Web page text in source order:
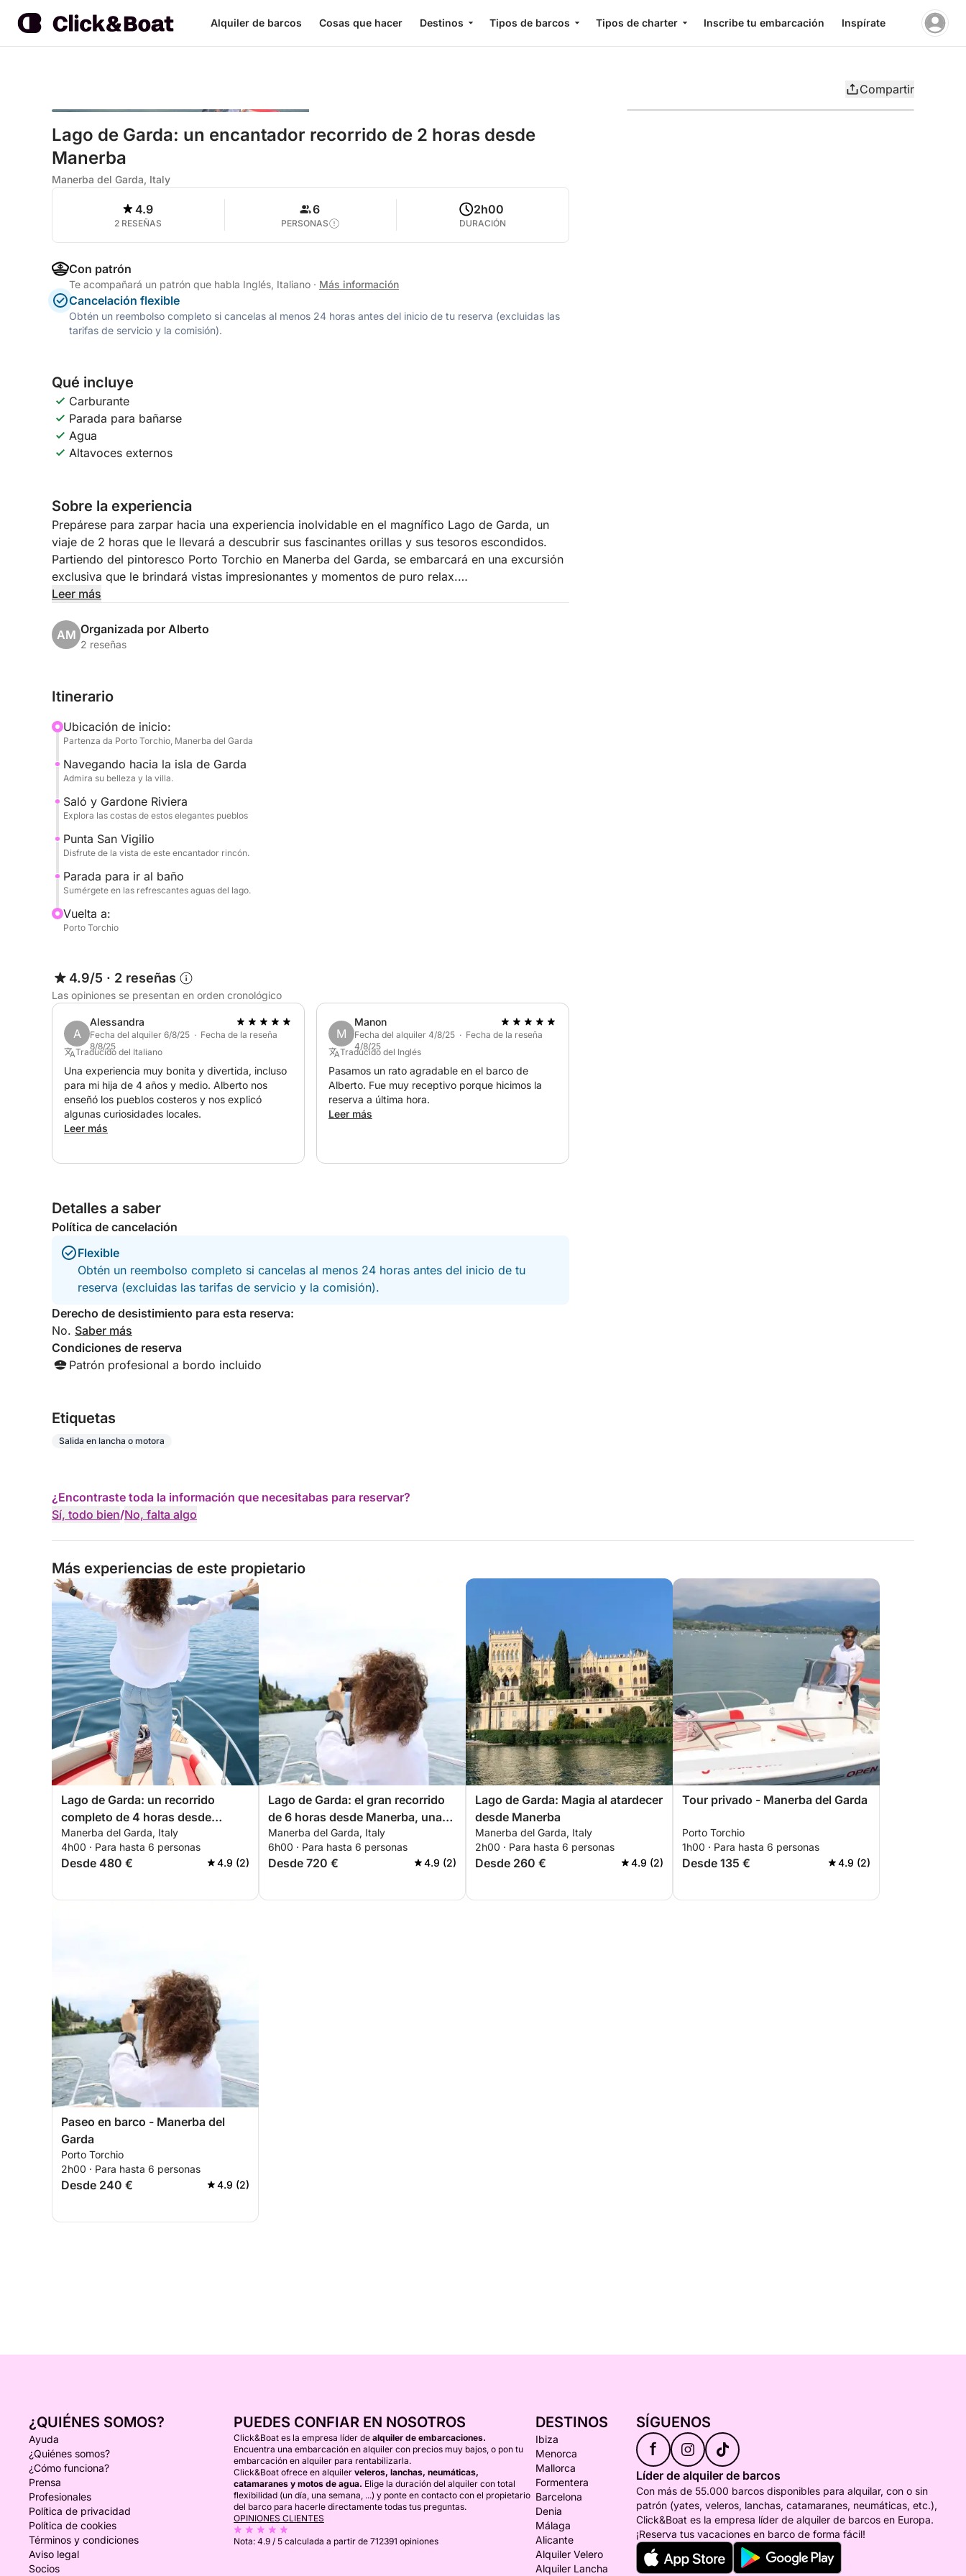
Alquiler de barcos Cosas que hacer Destinos Tipos de barcos Tipos de charter Inscribe tu embarcación Inspírate
Compartir
Lago de Garda: un encantador recorrido de 2 horas desde
Manerba
Manerba del Garda, Italy
4.9
2 RESEÑAS
6
PERSONAS
2h00
DURACIÓN
Con patrón
Te acompañará un patrón que habla Inglés, Italiano · Más información
Cancelación flexible
Obtén un reembolso completo si cancelas al menos 24 horas antes del inicio de tu reserva (excluidas las
tarifas de servicio y la comisión).
Qué incluye
Carburante
Parada para bañarse
Agua
Altavoces externos
Sobre la experiencia
Prepárese para zarpar hacia una experiencia inolvidable en el magnífico Lago de Garda, un
viaje de 2 horas que le llevará a descubrir sus fascinantes orillas y sus tesoros escondidos.
Partiendo del pintoresco Porto Torchio en Manerba del Garda, se embarcará en una excursión
exclusiva que le brindará vistas impresionantes y momentos de puro relax.
lago, con su suntuosa villa y jardines que se reflejan en el agua. Después, continuaremos hacia
el elegante Salò, con su orilla del lago y su ambiente refinado. Admiraremos la histórica Riviera
oportunidad para admirar la belleza única de estos lugares.
Durante el recorrido, habrá una refrescante parada para darse un baño en las cristalinas aguas
del lago, un momento perfecto para sumergirse y disfrutar de la tranquilidad del paisaje. A
bordo, dispondrá de abundante agua para refrescarse y un equipo de música para acompañar
su viaje con su música favorita, creando el ambiente perfecto. Una experiencia completa, ideal
para quienes buscan relajación, belleza y disfrutar de las maravillas del Lago de Garda en
poco tiempo.
Leer más
AM Organizada por Alberto
2 reseñas
Itinerario
Ubicación de inicio:
Partenza da Porto Torchio, Manerba del Garda
Navegando hacia la isla de Garda
Admira su belleza y la villa.
Saló y Gardone Riviera
Explora las costas de estos elegantes pueblos
Punta San Vigilio
Disfrute de la vista de este encantador rincón.
Parada para ir al baño
Sumérgete en las refrescantes aguas del lago.
Vuelta a:
Porto Torchio
4.9/5 · 2 reseñas
Las opiniones se presentan en orden cronológico
A
Alessandra
Fecha del alquiler 6/8/25 · Fecha de la reseña
8/8/25
Traducido del Italiano
Una experiencia muy bonita y divertida, incluso
para mi hija de 4 años y medio. Alberto nos
enseñó los pueblos costeros y nos explicó
algunas curiosidades locales.
Leer más
M
Manon
Fecha del alquiler 4/8/25 · Fecha de la reseña
4/8/25
Traducido del Inglés
Pasamos un rato agradable en el barco de
Alberto. Fue muy receptivo porque hicimos la
reserva a última hora.
Leer más
Detalles a saber
Política de cancelación
Flexible
Obtén un reembolso completo si cancelas al menos 24 horas antes del inicio de tu
reserva (excluidas las tarifas de servicio y la comisión).
Derecho de desistimiento para esta reserva:
No. Saber más
Condiciones de reserva
Patrón profesional a bordo incluido
Etiquetas
Salida en lancha o motora
¿Encontraste toda la información que necesitabas para reservar?
Sí, todo bien/No, falta algo
Más experiencias de este propietario
Lago de Garda: un recorrido
completo de 4 horas desde
Manerba
Manerba del Garda, Italy
4h00 · Para hasta 6 personas
Desde 480 € 4.9 (2)
Lago de Garda: el gran recorrido
de 6 horas desde Manerba, una
experiencia inolvidable
Manerba del Garda, Italy
6h00 · Para hasta 6 personas
Desde 720 € 4.9 (2)
Lago de Garda: Magia al atardecer
desde Manerba
Manerba del Garda, Italy
2h00 · Para hasta 6 personas
Desde 260 € 4.9 (2)
Tour privado - Manerba del Garda
Porto Torchio
1h00 · Para hasta 6 personas
Desde 135 € 4.9 (2)
Paseo en barco - Manerba del
Garda
Porto Torchio
2h00 · Para hasta 6 personas
Desde 240 € 4.9 (2)
¿QUIÉNES SOMOS?
Ayuda
¿Quiénes somos?
¿Cómo funciona?
Prensa
Profesionales
Política de privacidad
Política de cookies
Términos y condiciones
Aviso legal
Socios
PUEDES CONFIAR EN NOSOTROS
Click&Boat es la empresa líder de alquiler de embarcaciones.
Encuentra una embarcación en alquiler con precios muy bajos, o pon tu
embarcación en alquiler para rentabilizarla.
Click&Boat ofrece en alquiler veleros, lanchas, neumáticas,
catamaranes y motos de agua. Elige la duración del alquiler con total
flexibilidad (un día, una semana, ...) y ponte en contacto con el propietario
del barco para hacerle directamente todas tus preguntas.
OPINIONES CLIENTES
Nota: 4.9 / 5 calculada a partir de 712391 opiniones
DESTINOS
Ibiza
Menorca
Mallorca
Formentera
Barcelona
Denia
Málaga
Alicante
Alquiler Velero
Alquiler Lancha
SÍGUENOS
f
Líder de alquiler de barcos
Con más de 55.000 barcos disponibles para alquilar, con o sin
patrón (yates, veleros, lanchas, catamaranes, neumáticas, etc.),
Click&Boat es la empresa líder de alquiler de barcos en Europa.
¡Reserva tus vacaciones en barco de forma fácil!